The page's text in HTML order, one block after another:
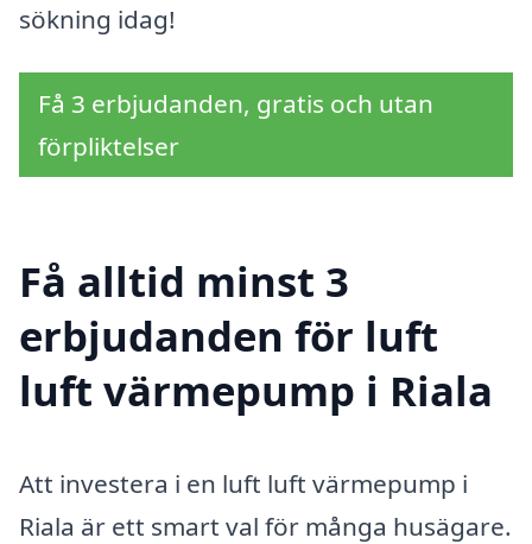
sökning idag!
Få 3 erbjudanden, gratis och utan
förpliktelser
Få alltid minst 3
erbjudanden för luft
luft värmepump i Riala
Att investera i en luft luft värmepump i
Riala är ett smart val för många husägare.